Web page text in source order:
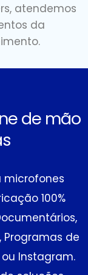
atendemos
da
de mão
microfones
100%
Programas de
ou Instagram.